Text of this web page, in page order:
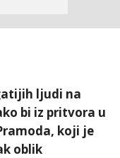
ljudi na
bi iz pritvora u
koji je
oblik